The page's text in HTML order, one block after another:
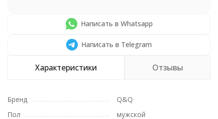
Написать в Whatsapp
Написать в Telegram
Характеристики Отзывы
Бренд
Q&Q
Пол
мужской